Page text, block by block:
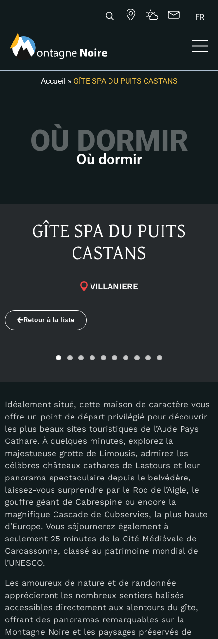
FR
Accueil » GÎTE SPA DU PUITS CASTANS
OÙ DORMIR
Où dormir
GÎTE SPA DU PUITS
CASTANS
VILLANIERE
Retour à la liste
Idéalement situé, cette maison de caractère vous
offre un point de départ privilégié pour découvrir
les plus beaux sites touristiques de l’Aude Pays
Cathare. À quelques minutes, explorez la
majestueuse grotte de Limousis, admirez les
célèbres châteaux cathares de Lastours et leur
panorama spectaculaire depuis le belvédère,
laissez-vous surprendre par le Roc de l’Aigle, le
gouffre géant de Cabrespine ou encore la
magnifique Cascade de Cubservies, la plus haute
d’Europe. Vous séjournerez également à
seulement 25 minutes de la Cité Médiévale de
Carcassonne, classé au patrimoine mondial de
l’UNESCO.
Les amoureux de nature et de randonnée
apprécieront les nombreux sentiers balisés
accessibles directement aux alentours du gîte,
offrant des panoramas remarquables sur la
Montagne Noire et les paysages préservés de